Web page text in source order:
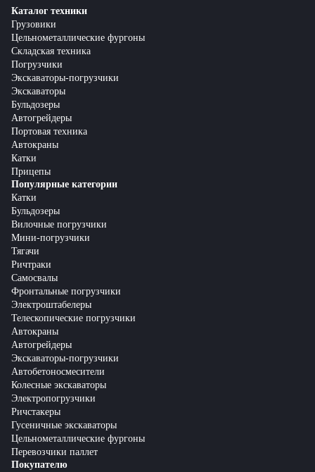
Каталог техники
Грузовики
Цельнометаллические фургоны
Складская техника
Погрузчики
Экскаваторы-погрузчики
Экскаваторы
Бульдозеры
Автогрейдеры
Портовая техника
Автокраны
Катки
Прицепы
Популярные категории
Катки
Бульдозеры
Вилочные погрузчики
Мини-погрузчики
Тягачи
Ричтраки
Самосвалы
Фронтальные погрузчики
Электроштабелеры
Телескопические погрузчики
Автокраны
Автогрейдеры
Экскаваторы-погрузчики
Автобетоносмесители
Колесные экскаваторы
Электропогрузчики
Ричстакеры
Гусеничные экскаваторы
Цельнометаллические фургоны
Перевозчики паллет
Покупателю